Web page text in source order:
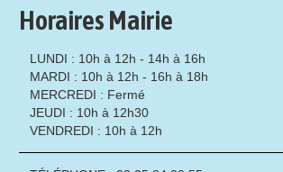
Horaires Mairie
LUNDI : 10h à 12h - 14h à 16h
MARDI : 10h à 12h - 16h à 18h
MERCREDI : Fermé
JEUDI : 10h à 12h30
VENDREDI : 10h à 12h